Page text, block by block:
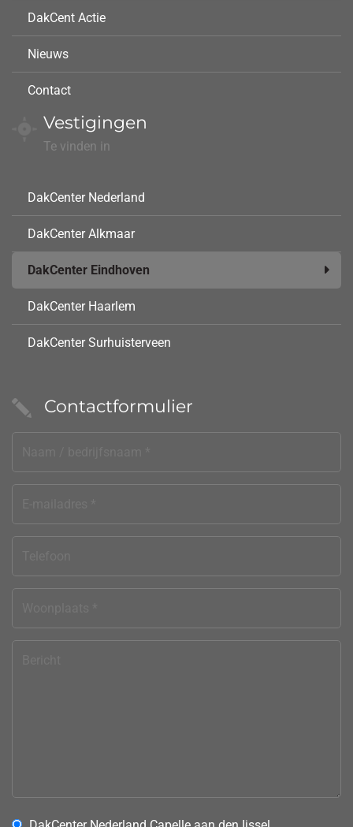
DakCent Actie
Nieuws
Contact
Vestigingen
Te vinden in
DakCenter Nederland
DakCenter Alkmaar
DakCenter Eindhoven
DakCenter Haarlem
DakCenter Surhuisterveen
Contactformulier